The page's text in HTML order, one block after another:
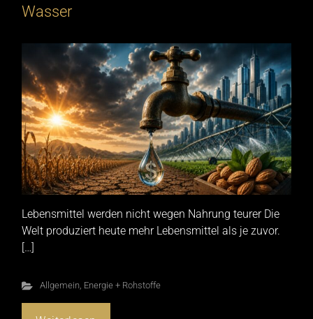
Wasser
Lebensmittel werden nicht wegen Nahrung teurer Die
Welt produziert heute mehr Lebensmittel als je zuvor.
[…]
Allgemein, Energie + Rohstoffe